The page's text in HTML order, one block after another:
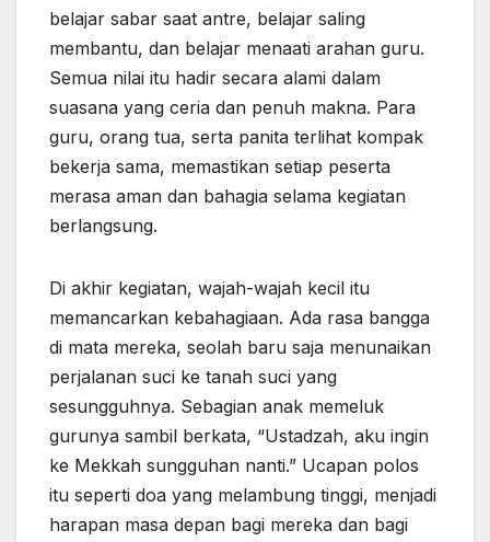
belajar sabar saat antre, belajar saling
membantu, dan belajar menaati arahan guru.
Semua nilai itu hadir secara alami dalam
suasana yang ceria dan penuh makna. Para
guru, orang tua, serta panita terlihat kompak
bekerja sama, memastikan setiap peserta
merasa aman dan bahagia selama kegiatan
berlangsung.
Di akhir kegiatan, wajah-wajah kecil itu
memancarkan kebahagiaan. Ada rasa bangga
di mata mereka, seolah baru saja menunaikan
perjalanan suci ke tanah suci yang
sesungguhnya. Sebagian anak memeluk
gurunya sambil berkata, “Ustadzah, aku ingin
ke Mekkah sungguhan nanti.” Ucapan polos
itu seperti doa yang melambung tinggi, menjadi
harapan masa depan bagi mereka dan bagi